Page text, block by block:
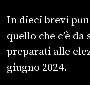
In dieci brevi
quello che c’è
preparati alle
giugno 2024.